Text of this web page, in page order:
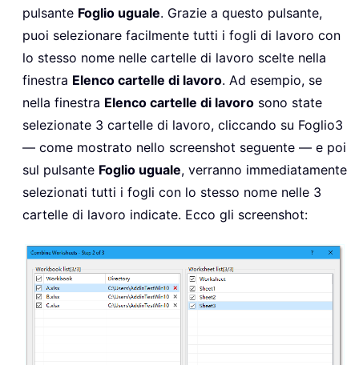
pulsante Foglio uguale. Grazie a questo pulsante,
puoi selezionare facilmente tutti i fogli di lavoro con
lo stesso nome nelle cartelle di lavoro scelte nella
finestra Elenco cartelle di lavoro. Ad esempio, se
nella finestra Elenco cartelle di lavoro sono state
selezionate 3 cartelle di lavoro, cliccando su Foglio3
— come mostrato nello screenshot seguente — e poi
sul pulsante Foglio uguale, verranno immediatamente
selezionati tutti i fogli con lo stesso nome nelle 3
cartelle di lavoro indicate. Ecco gli screenshot: